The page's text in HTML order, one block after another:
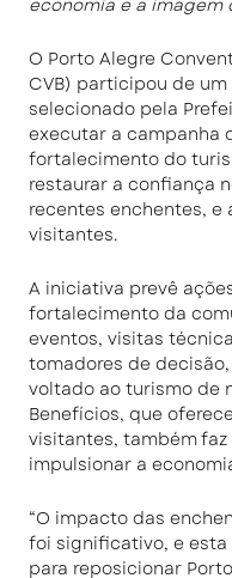
economia e a imagem
O Porto Alegre
CVB) participou de
selecionado pela
executar a campanha
fortalecimento do
restaurar a confiança
recentes enchentes, e
visitantes.
A iniciativa prevê
fortalecimento da
eventos, visitas
tomadores de
voltado ao turismo de
Benefícios, que
visitantes, também
impulsionar a
“O impacto das
foi significativo, e
para reposicionar